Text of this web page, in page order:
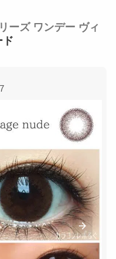
ーズ ワンデー ヴィ
ド